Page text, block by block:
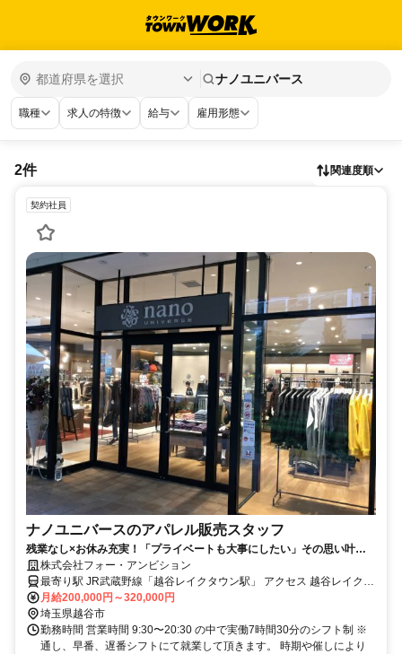
ナノユニバース
職種 求人の特徴 給与 雇用形態
2件 関連度順
契約社員
ナノユニバースのアパレル販売スタッフ
残業なし×お休み充実！「プライベートも大事にしたい」その思い叶え
ませんか？
株式会社フォー・アンビション
最寄り駅 JR武蔵野線「越谷レイクタウン駅」 アクセス 越谷レイクタ
ウン駅 から徒歩7分
月給200,000円～320,000円
埼玉県越谷市
勤務時間 営業時間 9:30〜20:30 の中で実働7時間30分のシフト制 ※
通し、早番、遅番シフトにて就業して頂きます。 時期や催しにより